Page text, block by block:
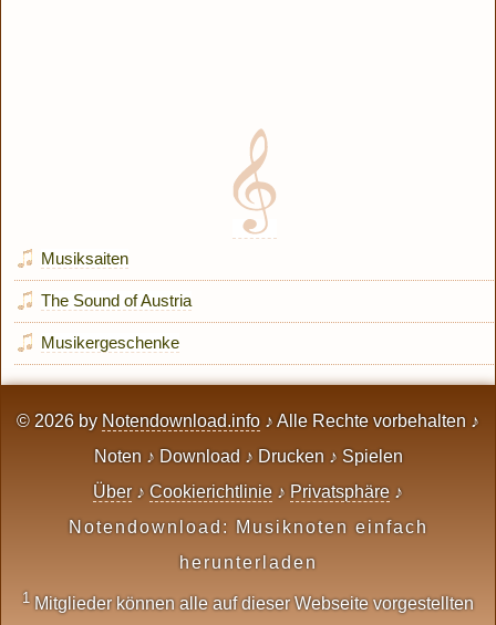
Musiksaiten
The Sound of Austria
Musikergeschenke
© 2026 by Notendownload.info ♪ Alle Rechte vorbehalten ♪
Noten ♪ Download ♪ Drucken ♪ Spielen
Über ♪ Cookierichtlinie ♪ Privatsphäre ♪
Notendownload: Musiknoten einfach
herunterladen
1 Mitglieder können alle auf dieser Webseite vorgestellten